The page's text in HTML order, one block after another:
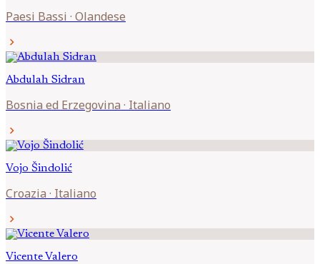
Paesi Bassi · Olandese
chevron_right
Abdulah Sidran
Bosnia ed Erzegovina · Italiano
chevron_right
Vojo Šindolić
Croazia · Italiano
chevron_right
Vicente Valero